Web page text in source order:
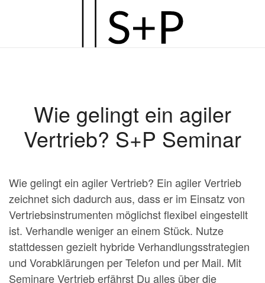
Wie gelingt ein agiler
Vertrieb? S+P Seminar
Wie gelingt ein agiler Vertrieb? Ein agiler Vertrieb
zeichnet sich dadurch aus, dass er im Einsatz von
Vertriebsinstrumenten möglichst flexibel eingestellt
ist. Verhandle weniger an einem Stück. Nutze
stattdessen gezielt hybride Verhandlungsstrategien
und Vorabklärungen per Telefon und per Mail. Mit
Seminare Vertrieb erfährst Du alles über die